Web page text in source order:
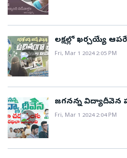
లక్షల్లో ఖర్చయ్యే
ఉచితంగా ప్రాణాలను
ఆరోగ్యశ్రీ
Fri, Mar 1 2024 2:05 PM
జగనన్న విద్యాదీవెన
వారధిలా మారింది.. !
Fri, Mar 1 2024 2:04 PM